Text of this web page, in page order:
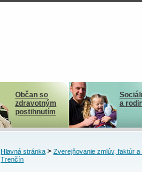
Občan so
zdravotným
postihnutím
a
Hlavná stránka> Zverejňovanie zmlúv, faktúr a
Trenčín